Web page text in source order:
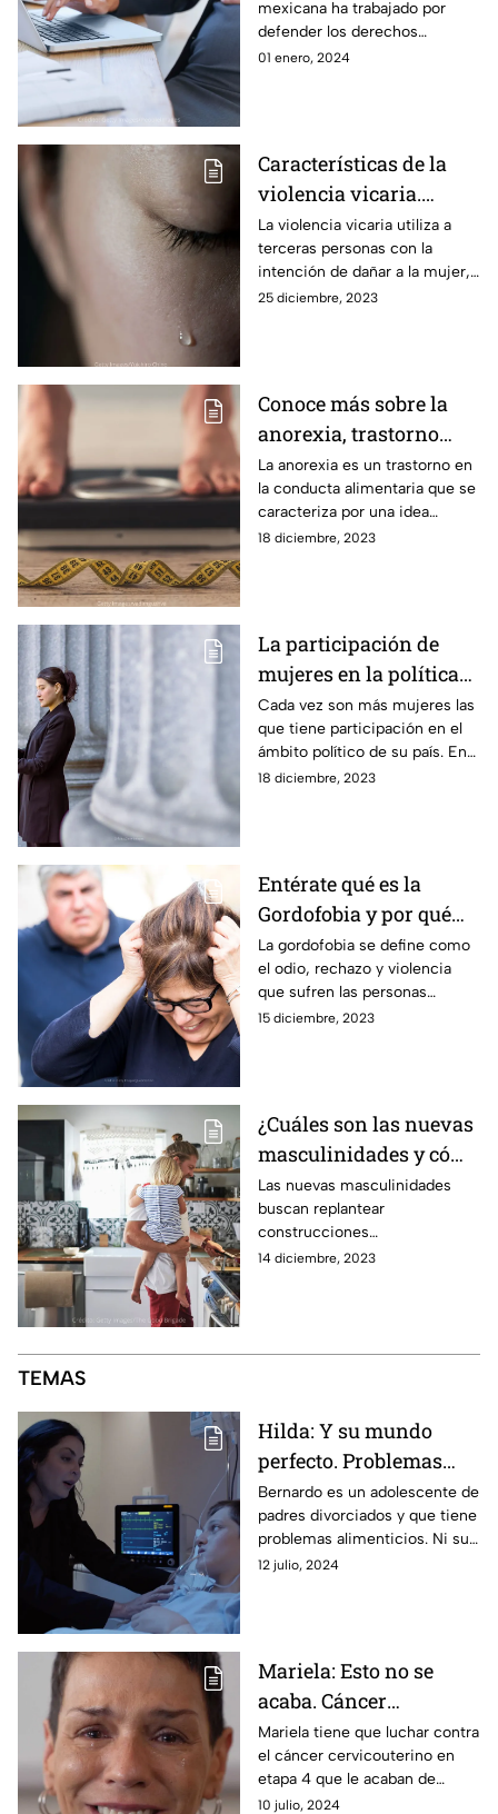
mexicana ha trabajado por
defender los derechos
laborales de las mujeres, las
01 enero, 2024
Características de la
violencia vicaria.
Conócela y actúa.
La violencia vicaria utiliza a
terceras personas con la
intención de dañar a la mujer,
afectando su autoestima,
25 diciembre, 2023
Conoce más sobre la
anorexia, trastorno
alimenticio
La anorexia es un trastorno en
la conducta alimentaria que se
caracteriza por una idea
distorsionada de la imagen
18 diciembre, 2023
La participación de
mujeres en la política
es un derecho
constitucional.
Cada vez son más mujeres las
que tiene participación en el
ámbito político de su país. En
México es un derecho aunque
18 diciembre, 2023
Entérate qué es la
Gordofobia y por qué
debería erradicarse.
La gordofobia se define como
el odio, rechazo y violencia
que sufren las personas
obesas por el hecho de tener
15 diciembre, 2023
¿Cuáles son las nuevas
masculinidades y cómo
benefician a la
sociedad?
Las nuevas masculinidades
buscan replantear
construcciones
socioculturales que existen
14 diciembre, 2023
TEMAS
Hilda: Y su mundo
perfecto. Problemas
familiares,
alimenticios /
Depresión
Bernardo es un adolescente de
padres divorciados y que tiene
problemas alimenticios. Ni su
madre ni su padre están
12 julio, 2024
Mariela: Esto no se
acaba. Cáncer
cervicouterino.
Mariela tiene que luchar contra
el cáncer cervicouterino en
etapa 4 que le acaban de
detectar. Un golpe duro para
10 julio, 2024